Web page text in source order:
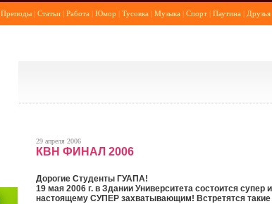
Преподы| Статьи| Работа | Юмор | Тусовка | Музыка | Спорт| Паутина | Друзья
29 апреля 2006
КВН ФИНАЛ 2006
Дорогие Студенты ГУАПА!
19 мая 2006 г. в Здании Университета состоится
настоящему СУПЕР захватывающим! Встретятся такие